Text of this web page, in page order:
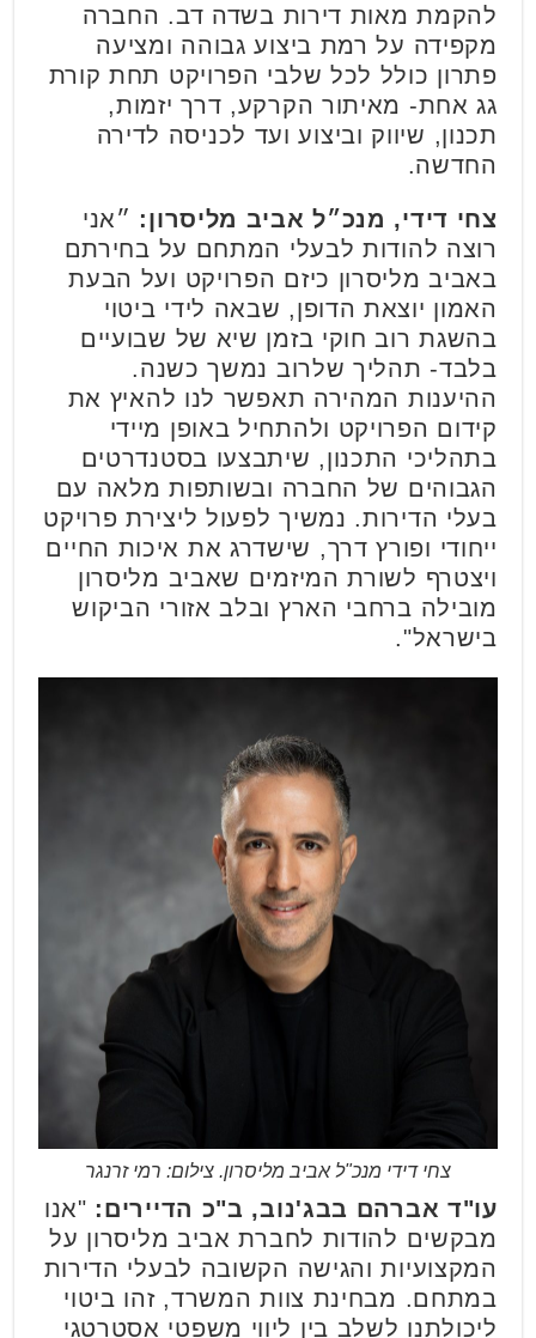
להקמת מאות דירות בשדה דב. החברה
מקפידה על רמת ביצוע גבוהה ומציעה
פתרון כולל לכל שלבי הפרויקט תחת קורת
גג אחת- מאיתור הקרקע, דרך יזמות,
תכנון, שיווק וביצוע ועד לכניסה לדירה
החדשה.
צחי דידי, מנכ״ל אביב מליסרון: ״אני
רוצה להודות לבעלי המתחם על בחירתם
באביב מליסרון כיזם הפרויקט ועל הבעת
האמון יוצאת הדופן, שבאה לידי ביטוי
בהשגת רוב חוקי בזמן שיא של שבועיים
בלבד- תהליך שלרוב נמשך כשנה.
ההיענות המהירה תאפשר לנו להאיץ את
קידום הפרויקט ולהתחיל באופן מיידי
בתהליכי התכנון, שיתבצעו בסטנדרטים
הגבוהים של החברה ובשותפות מלאה עם
בעלי הדירות. נמשיך לפעול ליצירת פרויקט
ייחודי ופורץ דרך, שישדרג את איכות החיים
ויצטרף לשורת המיזמים שאביב מליסרון
מובילה ברחבי הארץ ובלב אזורי הביקוש
בישראל".
צחי דידי מנכ"ל אביב מליסרון. צילום: רמי זרנגר
עו"ד אברהם בבג'נוב, ב"כ הדיירים: "אנו
מבקשים להודות לחברת אביב מליסרון על
המקצועיות והגישה הקשובה לבעלי הדירות
במתחם. מבחינת צוות המשרד, זהו ביטוי
ליכולתנו לשלב בין ליווי משפטי אסטרטגי